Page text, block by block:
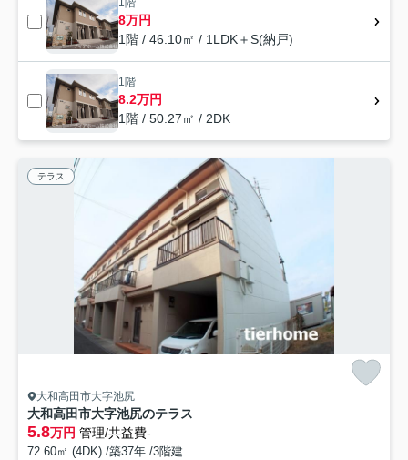
1階
8万円
1階 / 46.10㎡ / 1LDK＋S(納戸)
1階
8.2万円
1階 / 50.27㎡ / 2DK
テラス
大和高田市大字池尻
大和高田市大字池尻のテラス
5.8万円 管理/共益費-
72.60㎡ (4DK) /築37年 /3階建